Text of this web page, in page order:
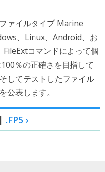
ァイルタイプ Marine
、Linux、Android、お
FileExtコマンドによって個
％の正確さを目指して
してテストしたファイル
公表します。
| .FP5 ›